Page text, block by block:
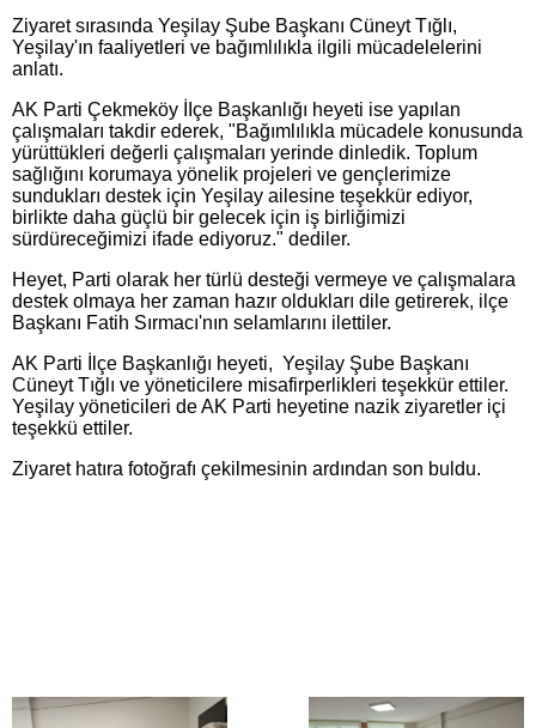
Ziyaret sırasında Yeşilay Şube Başkanı Cüneyt Tığlı,
Yeşilay'ın faaliyetleri ve bağımlılıkla ilgili mücadelelerini
anlatı.
AK Parti Çekmeköy İIçe Başkanlığı heyeti ise yapılan
çalışmaları takdir ederek, "Bağımlılıkla mücadele konusunda
yürüttükleri değerli çalışmaları yerinde dinledik. Toplum
sağlığını korumaya yönelik projeleri ve gençlerimize
sundukları destek için Yeşilay ailesine teşekkür ediyor,
birlikte daha güçlü bir gelecek için iş birliğimizi
sürdüreceğimizi ifade ediyoruz." dediler.
Heyet, Parti olarak her türlü desteği vermeye ve çalışmalara
destek olmaya her zaman hazır oldukları dile getirerek, ilçe
Başkanı Fatih Sırmacı'nın selamlarını ilettiler.
AK Parti İlçe Başkanlığı heyeti, Yeşilay Şube Başkanı
Cüneyt Tığlı ve yöneticilere misafirperlikleri teşekkür ettiler.
Yeşilay yöneticileri de AK Parti heyetine nazik ziyaretler içi
teşekkü ettiler.
Ziyaret hatıra fotoğrafı çekilmesinin ardından son buldu.